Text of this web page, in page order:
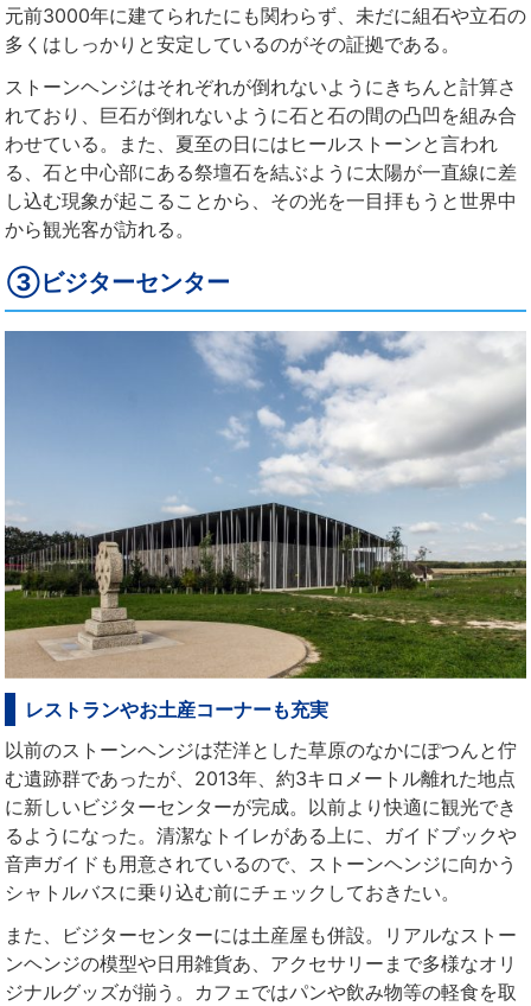
元前3000年に建てられたにも関わらず、未だに組石や立石の
多くはしっかりと安定しているのがその証拠である。
ストーンヘンジはそれぞれが倒れないようにきちんと計算さ
れており、巨石が倒れないように石と石の間の凸凹を組み合
わせている。また、夏至の日にはヒールストーンと言われ
る、石と中心部にある祭壇石を結ぶように太陽が一直線に差
し込む現象が起こることから、その光を一目拝もうと世界中
から観光客が訪れる。
③ビジターセンター
レストランやお土産コーナーも充実
以前のストーンヘンジは茫洋とした草原のなかにぽつんと佇
む遺跡群であったが、2013年、約3キロメートル離れた地点
に新しいビジターセンターが完成。以前より快適に観光でき
るようになった。清潔なトイレがある上に、ガイドブックや
音声ガイドも用意されているので、ストーンヘンジに向かう
シャトルバスに乗り込む前にチェックしておきたい。
また、ビジターセンターには土産屋も併設。リアルなストー
ンヘンジの模型や日用雑貨あ、アクセサリーまで多様なオリ
ジナルグッズが揃う。カフェではパンや飲み物等の軽食を取